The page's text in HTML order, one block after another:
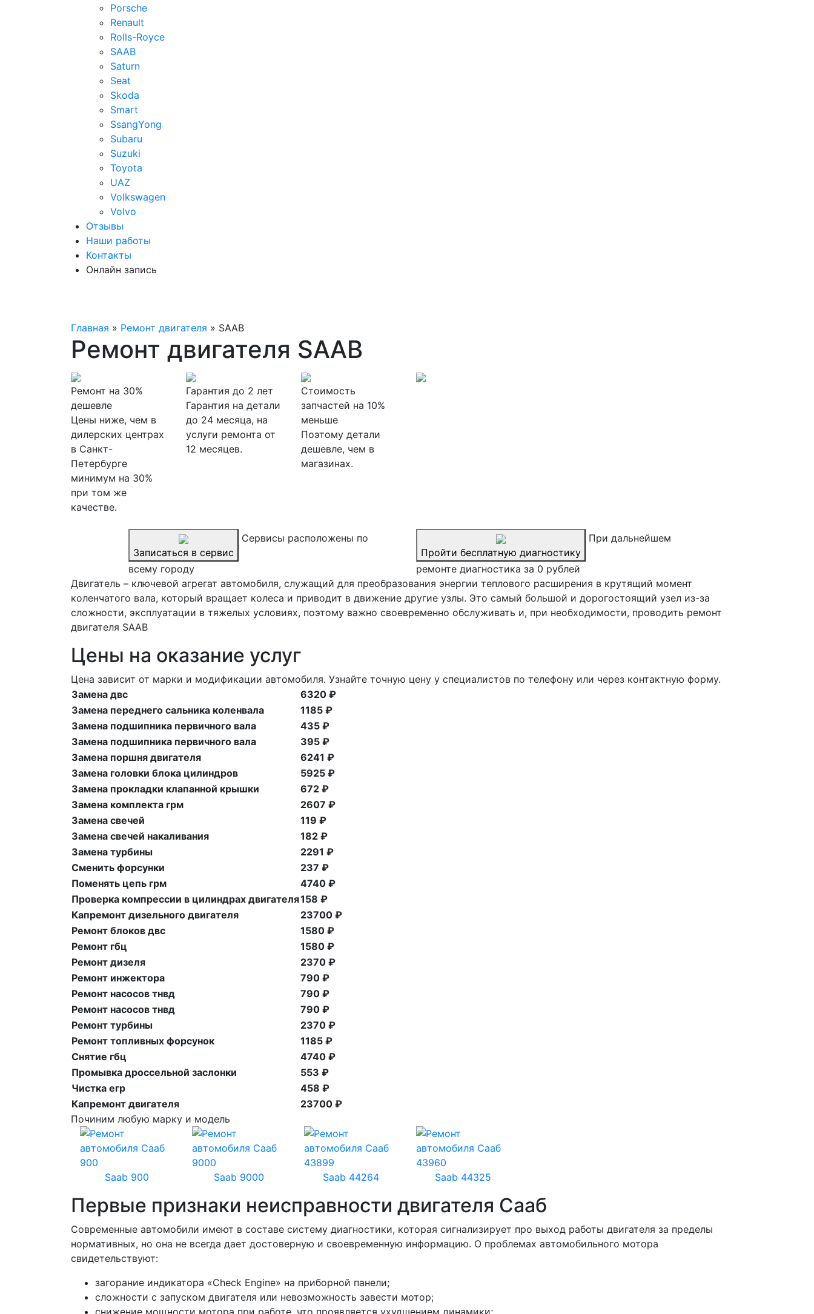
Porsche
Renault
Rolls-Royce
SAAB
Saturn
Seat
Skoda
Smart
SsangYong
Subaru
Suzuki
Toyota
UAZ
Volkswagen
Volvo
Отзывы
Наши работы
Контакты
Онлайн запись
Главная » Ремонт двигателя » SAAB
Ремонт двигателя SAAB
Ремонт на 30%
дешевле
Цены ниже, чем в
дилерских центрах
в Санкт-
Петербурге
минимум на 30%
при том же
качестве.
Гарантия до 2 лет
Гарантия на детали
до 24 месяца, на
услуги ремонта от
12 месяцев.
Стоимость
запчастей на 10%
меньше
Поэтому детали
дешевле, чем в
магазинах.
Записаться в сервис
Сервисы расположены по
всему городу
Пройти бесплатную диагностику
При дальнейшем
ремонте диагностика за 0 рублей
Двигатель – ключевой агрегат автомобиля, служащий для преобразования энергии теплового расширения в крутящий момент
коленчатого вала, который вращает колеса и приводит в движение другие узлы. Это самый большой и дорогостоящий узел из-за
сложности, эксплуатации в тяжелых условиях, поэтому важно своевременно обслуживать и, при необходимости, проводить ремонт
двигателя SAAB
Цены на оказание услуг
Цена зависит от марки и модификации автомобиля. Узнайте точную цену у специалистов по телефону или через контактную форму.
Замена двс
6320 ₽
Замена переднего сальника коленвала
1185 ₽
Замена подшипника первичного вала
435 ₽
Замена подшипника первичного вала
395 ₽
Замена поршня двигателя
6241 ₽
Замена головки блока цилиндров
5925 ₽
Замена прокладки клапанной крышки
672 ₽
Замена комплекта грм
2607 ₽
Замена свечей
119 ₽
Замена свечей накаливания
182 ₽
Замена турбины
2291 ₽
Сменить форсунки
237 ₽
Поменять цепь грм
4740 ₽
Проверка компрессии в цилиндрах двигателя158 ₽
Капремонт дизельного двигателя
23700 ₽
Ремонт блоков двс
1580 ₽
Ремонт гбц
1580 ₽
Ремонт дизеля
2370 ₽
Ремонт инжектора
790 ₽
Ремонт насосов тнвд
790 ₽
Ремонт насосов тнвд
790 ₽
Ремонт турбины
2370 ₽
Ремонт топливных форсунок
1185 ₽
Снятие гбц
4740 ₽
Промывка дроссельной заслонки
553 ₽
Чистка егр
458 ₽
Капремонт двигателя
23700 ₽
Починим любую марку и модель
Saab 900 Saab 9000 Saab 44264 Saab 44325
Первые признаки неисправности двигателя Сааб
Современные автомобили имеют в составе систему диагностики, которая сигнализирует про выход работы двигателя за пределы
нормативных, но она не всегда дает достоверную и своевременную информацию. О проблемах автомобильного мотора
свидетельствуют:
загорание индикатора «Check Engine» на приборной панели;
сложности с запуском двигателя или невозможность завести мотор;
снижение мощности мотора при работе, что проявляется ухудшением динамики;